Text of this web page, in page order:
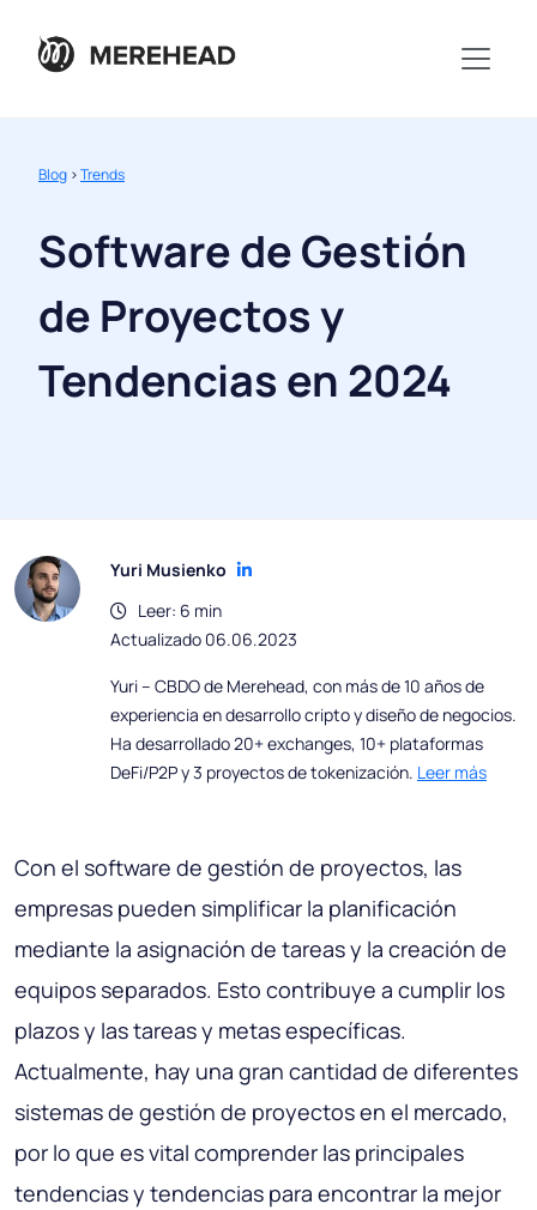
Blog >Trends
Software de Gestión
de Proyectos y
Tendencias en 2024
Yuri Musienko
Leer: 6 min
Actualizado 06.06.2023
Yuri – CBDO de Merehead, con más de 10 años de
experiencia en desarrollo cripto y diseño de negocios.
Ha desarrollado 20+ exchanges, 10+ plataformas
DeFi/P2P y 3 proyectos de tokenización. Leer más
Con el software de gestión de proyectos, las
empresas pueden simplificar la planificación
mediante la asignación de tareas y la creación de
equipos separados. Esto contribuye a cumplir los
plazos y las tareas y metas específicas.
Actualmente, hay una gran cantidad de diferentes
sistemas de gestión de proyectos en el mercado,
por lo que es vital comprender las principales
tendencias y tendencias para encontrar la mejor